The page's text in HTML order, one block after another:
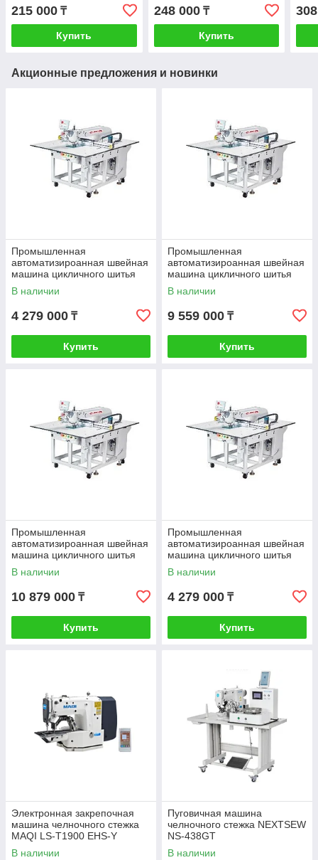
215 000 ₸
Купить
248 000₸
Купить
Акционные предложения и новинки
Промышленная
автоматизироанная швейная
машина цикличного шитья
JUITA JTK8F-900AJ
В наличии
4 279 000 ₸
Купить
Промышленная
автоматизироанная швейная
машина цикличного шитья
JUITA JTK8F-8045ASJ
В наличии
9 559 000 ₸
Купить
Промышленная
автоматизироанная швейная
машина цикличного шитья
JUITA JTK8T-8037ASJ
В наличии
10 879 000 ₸
Купить
Промышленная
автоматизироанная швейная
машина цикличного шитья
JUITA JTK8T-8037AS
В наличии
4 279 000 ₸
Купить
Электронная закрепочная
машина челночного стежка
MAQI LS-T1900 EHS-Y
В наличии
Пуговичная машина
челночного стежка NEXTSEW
NS-438GT
В наличии